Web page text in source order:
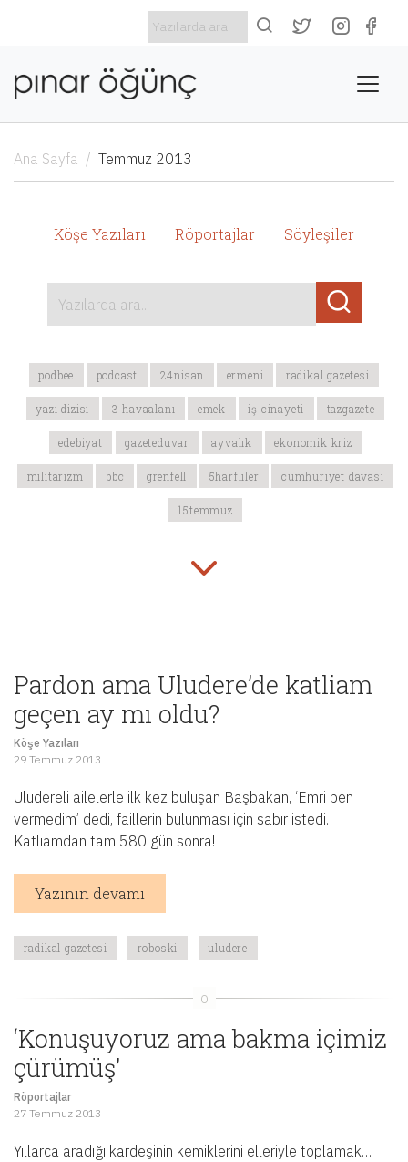
Ana Sayfa Temmuz 2013
Köşe Yazıları Röportajlar Söyleşiler
Yazılarda ara...
podbee podcast 24nisan ermeni radikal gazetesi
yazı dizisi 3 havaalanı emek iş cinayeti tazgazete
edebiyat gazeteduvar ayvalık ekonomik kriz
militarizm bbc grenfell 5harfliler cumhuriyet davası
15temmuz
Pardon ama Uludere’de katliam
geçen ay mı oldu?
Köşe Yazıları
29 Temmuz 2013
Uludereli ailelerle ilk kez buluşan Başbakan, ‘Emri ben
vermedim’ dedi, faillerin bulunması için sabır istedi.
Katliamdan tam 580 gün sonra!
Yazının devamı
radikal gazetesi roboski uludere
‘Konuşuyoruz ama bakma içimiz
çürümüş’
Röportajlar
27 Temmuz 2013
Yıllarca aradığı kardeşinin kemiklerini elleriyle toplamak…